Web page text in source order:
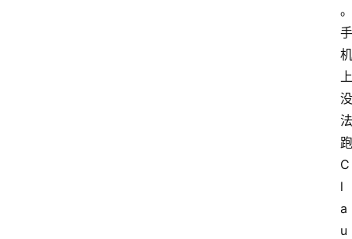
。
手
机
上
没
法
跑
C
l
a
u